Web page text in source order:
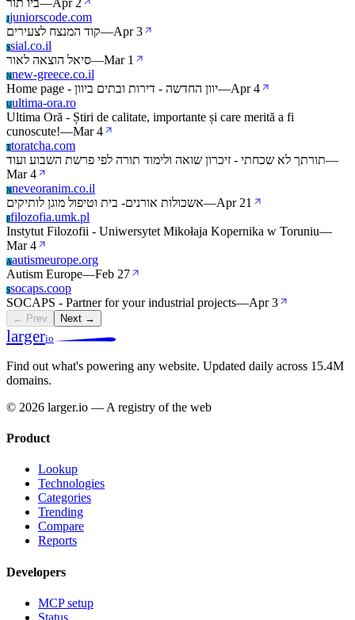
Jjuniorscode.com
קוד המנצח לצעירים—Apr 3
Ssial.co.il
סיאל הוצאה לאור—Mar 1
Nnew-greece.co.il
Home page - יוון החדשה - דירות ובתים ביוון—Apr 4
Uultima-ora.ro
Ultima Oră - Știri de calitate, importante și care merită a fi
cunoscute!—Mar 4
Ttoratcha.com
תורתך לא שכחתי - זיכרון שואה ולימוד תורה לפי פרשת השבוע ועוד—
Mar 4
Nneveoranim.co.il
אשכולות אורנים- בית וטיפול מוגן לותיקים—Apr 21
Ffilozofia.umk.pl
Instytut Filozofii - Uniwersytet Mikołaja Kopernika w Toruniu—
Mar 4
Aautismeurope.org
Autism Europe—Feb 27
Ssocaps.coop
SOCAPS - Partner for your industrial projects—Apr 3
← Prev Next →
largerio
Find out what's powering any website. Updated daily across 15.4M
domains.
© 2026 larger.io — A registry of the web
Product
Lookup
Technologies
Categories
Trending
Compare
Reports
Developers
MCP setup
Status